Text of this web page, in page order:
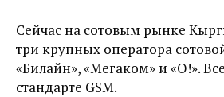
Сейчас на сотовым рынке
три крупных оператора
«Билайн», «Мегаком» и «О!».
стандарте GSM.